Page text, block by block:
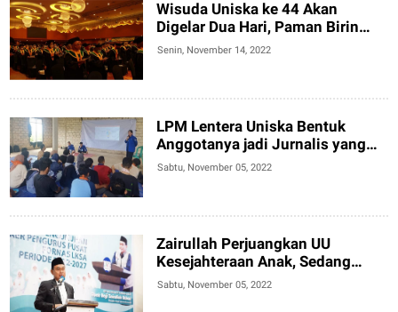
Wisuda Uniska ke 44 Akan
Digelar Dua Hari, Paman Birin
Mau Datang
Senin, November 14, 2022
LPM Lentera Uniska Bentuk
Anggotanya jadi Jurnalis yang
Idealis
Sabtu, November 05, 2022
Zairullah Perjuangkan UU
Kesejahteraan Anak, Sedang
Dibahas di DPR RI
Sabtu, November 05, 2022